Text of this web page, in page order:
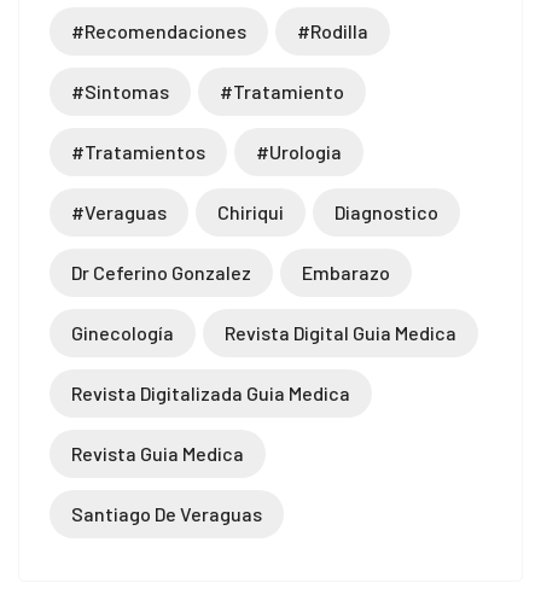
#recomendaciones #rodilla
#sintomas #tratamiento
#tratamientos #urologia
#veraguas Chiriqui Diagnostico
Dr Ceferino Gonzalez Embarazo
Ginecología Revista Digital Guia Medica
Revista Digitalizada Guia Medica
Revista Guia Medica
Santiago De Veraguas